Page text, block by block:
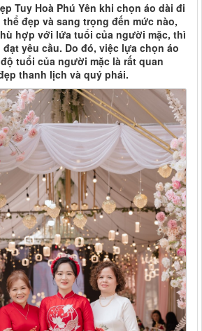
Tuy Hoà Phú Yên khi chọn áo dài đi
đẹp và sang trọng đến mức nào,
hợp với lứa tuổi của người mặc, thì
yêu cầu. Do đó, việc lựa chọn áo
tuổi của người mặc là rất quan
thanh lịch và quý phái.